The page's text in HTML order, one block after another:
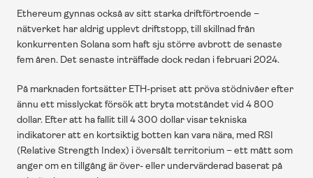
Ethereum gynnas också av sitt starka driftförtroende –
nätverket har aldrig upplevt driftstopp, till skillnad från
konkurrenten Solana som haft sju större avbrott de senaste
fem åren. Det senaste inträffade dock redan i februari 2024.
På marknaden fortsätter ETH-priset att pröva stödnivåer efter
ännu ett misslyckat försök att bryta motståndet vid 4 800
dollar. Efter att ha fallit till 4 300 dollar visar tekniska
indikatorer att en kortsiktig botten kan vara nära, med RSI
(Relative Strength Index) i översålt territorium – ett mått som
anger om en tillgång är över- eller undervärderad baserat på